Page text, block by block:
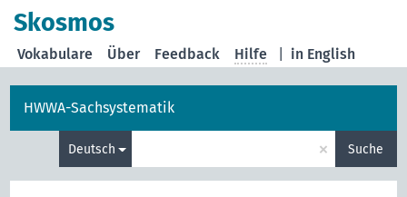
Skosmos
in English
Vokabulare Über Feedback Hilfe
HWWA-Sachsystematik
Deutsch × Suche